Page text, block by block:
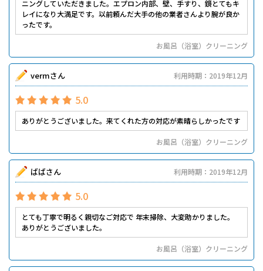
ニングしていただきました。エプロン内部、壁、手すり、鏡とてもキ
レイになり大満足です。以前頼んだ大手の他の業者さんより腕が良か
ったです。
お風呂（浴室）クリーニング
vermさん 利用時期：2019年12月
5.0
ありがとうございました。来てくれた方の対応が素晴らしかったです
お風呂（浴室）クリーニング
ばばさん 利用時期：2019年12月
5.0
とても丁寧で明るく親切なご対応で 年末掃除、大変助かりました。
ありがとうございました。
お風呂（浴室）クリーニング